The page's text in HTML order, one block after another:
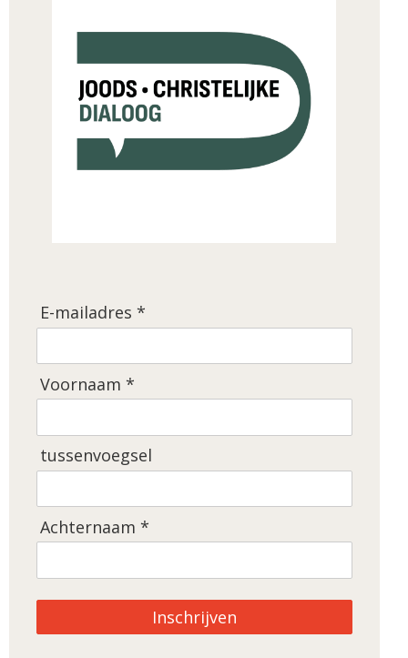
E-mailadres *
Voornaam *
tussenvoegsel
Achternaam *
Inschrijven